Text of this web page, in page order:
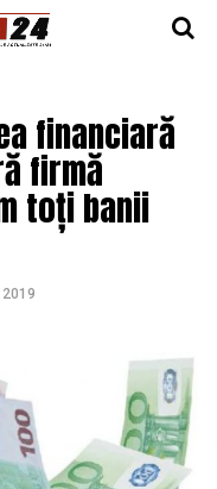
financiară
firmă
toți banii